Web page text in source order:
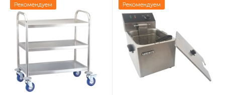
Рекомендуем Рекомендуем